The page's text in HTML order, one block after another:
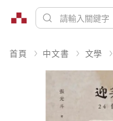
首頁 中文書 文學